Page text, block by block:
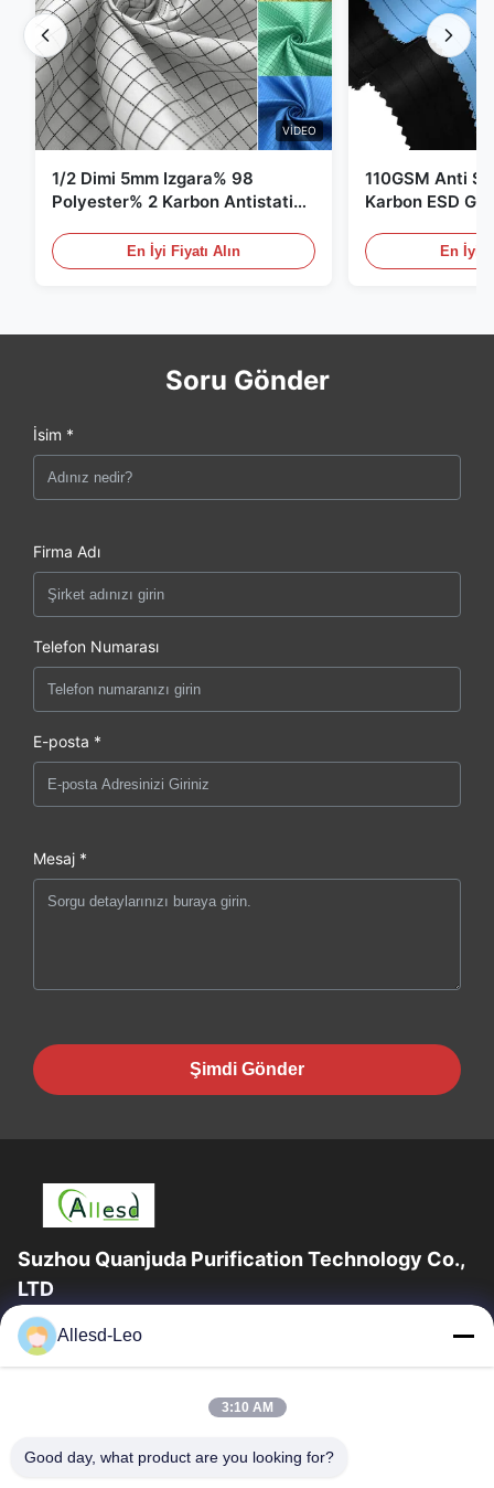
VIDEO
1/2 Dimi 5mm Izgara% 98
Polyester% 2 Karbon Antistatik
En İyi Fiyatı Alın
110GSM Anti
Karbon ESD
En İyi
Soru Gönder
İsim *
Firma Adı
Telefon Numarası
E-posta *
Mesaj *
Şimdi Gönder
Suzhou Quanjuda Purification Technology Co.,
LTD
16 yıllık Tecrübe, ESD ve Temiz Oda ürünlerinin lider üreticisi ve
ihracatçısı olarak, eksiksiz bir ESD ve Temiz Oda ekipmanı ve
Ev
Ürün:% S
Allesd-Leo
3:10 AM
Good day, what product are you looking for?